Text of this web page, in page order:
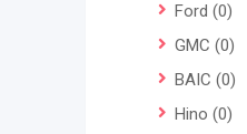
Ford (0)
GMC (0)
BAIC (0)
Hino (0)